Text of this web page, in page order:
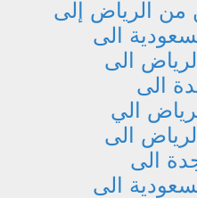
الرياض إلى
الى
الى
الى
الي
الى
الى
الى